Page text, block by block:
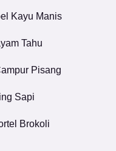
Kayu Manis
Tahu
Pisang
Sapi
Brokoli